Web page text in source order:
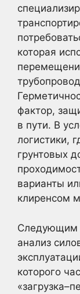
которая
фактор,
в пути. В
логистики,
грунтовых
варианты
клиренсом
Следующим
анализ
которого